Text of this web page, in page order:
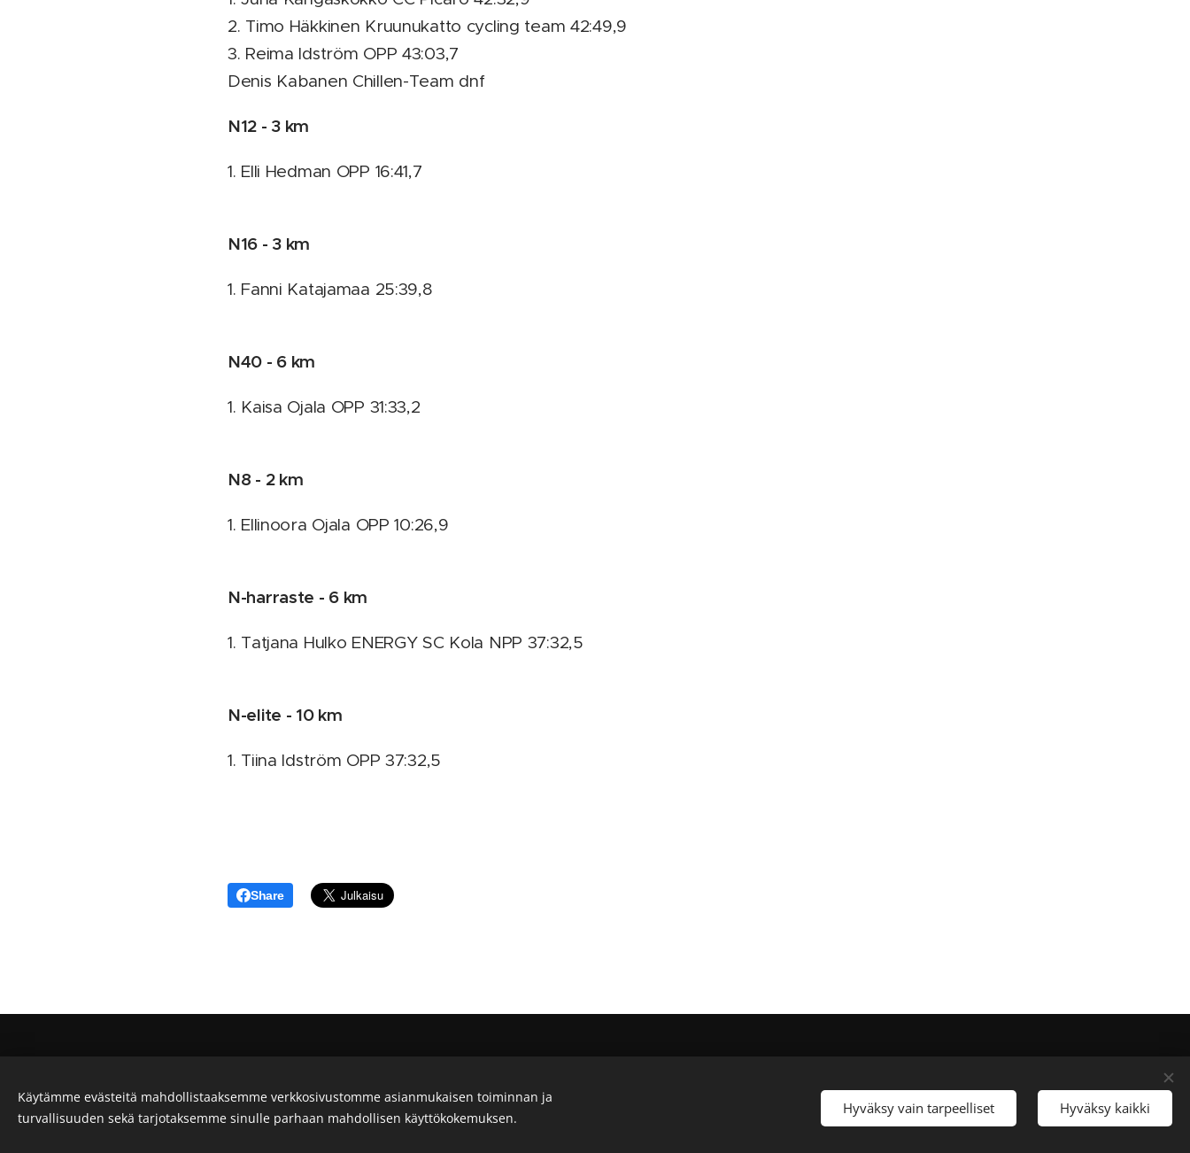
2. Timo Häkkinen Kruunukatto cycling team 42:49,9
3. Reima Idström OPP 43:03,7
Denis Kabanen Chillen-Team dnf
N12 - 3 km
1. Elli Hedman OPP 16:41,7
N16 - 3 km
1. Fanni Katajamaa 25:39,8
N40 - 6 km
1. Kaisa Ojala OPP 31:33,2
N8 - 2 km
1. Ellinoora Ojala OPP 10:26,9
N-harraste - 6 km
1. Tatjana Hulko ENERGY SC Kola NPP 37:32,5
N-elite - 10 km
1. Tiina Idström OPP 37:32,5
Share
Evästeet
Käytämme evästeitä mahdollistaaksemme verkkosivustomme asianmukaisen toiminnan ja
turvallisuuden sekä tarjotaksemme sinulle parhaan mahdollisen käyttökokemuksen.
Hyväksy vain tarpeelliset Hyväksy kaikki